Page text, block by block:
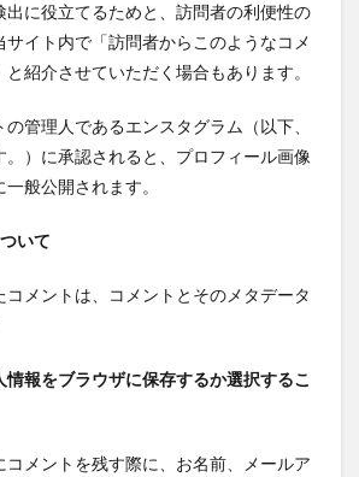
出に役立てるためと、訪問者の利便性の
サイト内で「訪問者からこのようなコメ
紹介させていただく場合もあります。
管理人であるエンスタグラム（以下、
。）に承認されると、プロフィール画像
般公開されます。
いて
コメントは、コメントとそのメタデータ
報をブラウザに保存するか選択するこ
コメントを残す際に、お名前、メールア